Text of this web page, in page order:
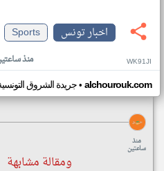
اخبار تونس
Sports
منذ WK91JI
جريدة الشروق• alchourouk.com
منذ
ساعتين
ومقالة مشابهة